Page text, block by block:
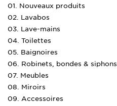
01. Nouveaux produits
02. Lavabos
03. Lave-mains
04. Toilettes
05. Baignoires
06. Robinets, bondes & siphons
07. Meubles
08. Miroirs
09. Accessoires